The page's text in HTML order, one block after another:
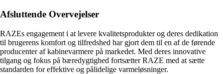
Afsluttende Overvejelser
RAZEs engagement i at levere kvalitetsprodukter og deres dedikation
til brugerens komfort og tilfredshed har gjort dem til en af de førende
producenter af kabinevarmere på markedet. Med deres innovative
tilgang og fokus på bæredygtighed fortsætter RAZE med at sætte
standarden for effektive og pålidelige varmeløsninger.